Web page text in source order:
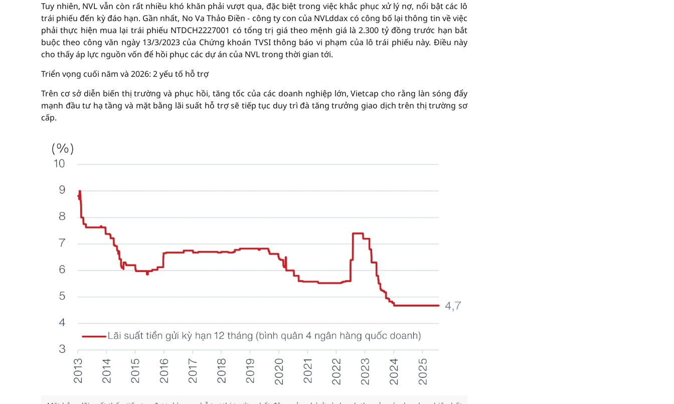
Tuy nhiên, NVL vẫn còn rất nhiều khó khăn phải vượt qua, đặc biệt trong việc khắc phục xử lý nợ, nổi bật các lô
trái phiếu đến kỳ đáo hạn. Gần nhất, No Va Thảo Điền - công ty con của NVLddax có công bố lại thông tin về việc
phải thực hiện mua lại trái phiếu NTDCH2227001 có tổng trị giá theo mệnh giá là 2.300 tỷ đồng trước hạn bắt
buộc theo công văn ngày 13/3/2023 của Chứng khoán TVSI thông báo vi phạm của lô trái phiếu này. Điều này
cho thấy áp lực nguồn vốn để hồi phục các dự án của NVL trong thời gian tới.
Triển vọng cuối năm và 2026: 2 yếu tố hỗ trợ
Trên cơ sở diễn biến thị trường và phục hồi, tăng tốc của các doanh nghiệp lớn, Vietcap cho rằng làn sóng đẩy
mạnh đầu tư hạ tầng và mặt bằng lãi suất hỗ trợ sẽ tiếp tục duy trì đà tăng trưởng giao dịch trên thị trường sơ
cấp.